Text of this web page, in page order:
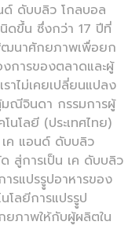
ด์ ดับบลิว โกลบอล
นิดขึ้น ซึ่งกว่า 17 ปีที่
ฒนาศักยภาพเพื่อยก
การของตลาดและผู้
าไม่เคยเปลี่ยนแปลง
ณีจินดา กรรมการผู้
โลยี (ประเทศไทย)
ค แอนด์ ดับบลิว
สู่การเป็น เค ดับบลิว
รแปรรููปอาหารของ
โลยีการแปรรููป
ภาพให้กับผู้ผลิตใน